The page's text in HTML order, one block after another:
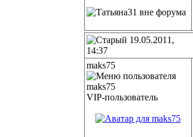
19.05.2011,
14:37
maks75
VIP-пользователь